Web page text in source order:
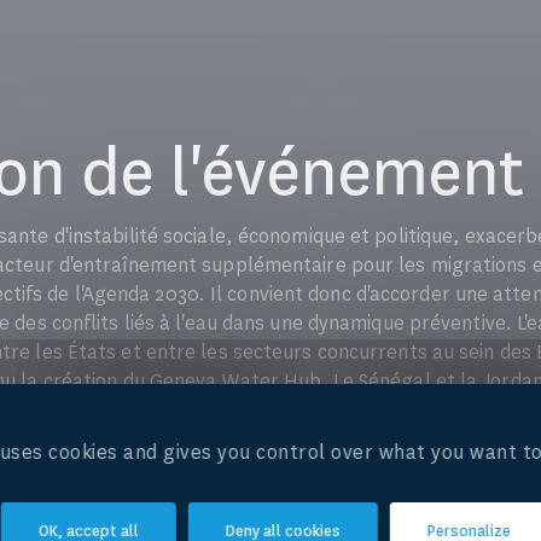
de l'événement
d'instabilité sociale, économique et politique,
d'entraînement supplémentaire pour les migrations
de l'Agenda 2030. Il convient donc d'accorder une
des conflits liés à l'eau dans une dynamique préventive.
les États et entre les secteurs concurrents au sein des
la création du Geneva Water Hub. Le Sénégal et la
et s'engagent à mettre en lumière la relation entre
en faveur de l'agenda de l'eau et de la paix,
a été lancé par quinze pays en 2015. Son rapport final
dans le domaine de l'eau à tous les niveaux pour la
cookies and gives you control over what you want
OK, accept all Deny all cookies Personalize